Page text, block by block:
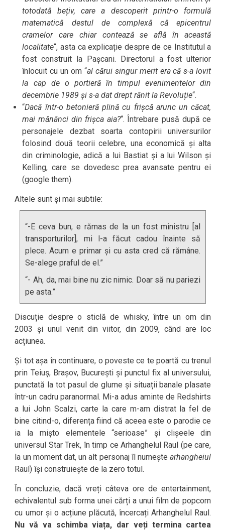
totodată bețiv, care a descoperit printr-o formulă
matematică destul de complexă că epicentrul
cramelor care chiar contează se află în această
localitate“, asta ca explicație despre de ce Institutul a
fost construit la Pașcani. Directorul a fost ulterior
înlocuit cu un om “al cărui singur merit era că s-a lovit
la cap de o portieră în timpul evenimentelor din
decembrie 1989 și s-a dat drept rănit la Revoluție“.
“Dacă într-o betonieră plină cu frișcă arunc un căcat,
mai mănânci din frișca aia?“. Întrebare pusă după ce
personajele dezbat soarta contopirii universurilor
folosind două teorii celebre, una economică și alta
din criminologie, adică a lui Bastiat și a lui Wilson și
Kelling, care se dovedesc prea avansate pentru ei
(google them).
Altele sunt și mai subtile:
“-E ceva bun, e rămas de la un fost ministru [al
transporturilor], mi l-a făcut cadou înainte să
plece. Acum e primar și cu asta cred că rămâne.
Se-alege praful de el.”
“- Ah, da, mai bine nu zic nimic. Doar să nu pariezi
pe asta.”
Discuție despre o sticlă de whisky, între un om din
2003 și unul venit din viitor, din 2009, când are loc
acțiunea.
Și tot așa în continuare, o poveste ce te poartă cu trenul
prin Teiuș, Brașov, București și punctul fix al universului,
punctată la tot pasul de glume și situații banale plasate
într-un cadru paranormal. Mi-a adus aminte de Redshirts
a lui John Scalzi, carte la care m-am distrat la fel de
bine citind-o, diferența fiind că aceea este o parodie ce
ia la mișto elementele “serioase” și clișeele din
universul Star Trek, în timp ce Arhanghelul Raul (pe care,
la un moment dat, un alt personaj îl numeștearhangheiul
Raul) își construiește de la zero totul.
În concluzie, dacă vreți câteva ore de entertainment,
echivalentul sub forma unei cărți a unui film de popcorn
cu umor și o acțiune plăcută, încercați Arhanghelul Raul.
Nu vă va schimba viața, dar veți termina cartea